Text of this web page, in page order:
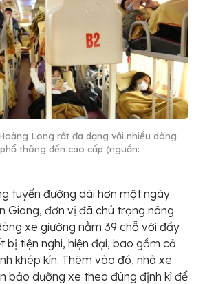
Long rất đa dạng với nhiều dòng
thông đến cao cấp (nguồn:
tuyến đường dài hơn một ngày
Giang, đơn vị đã chú trọng nâng
xe giường nằm 39 chỗ với đầy
bị tiện nghi, hiện đại, bao gồm cả
khép kín. Thêm vào đó, nhà xe
bảo dưỡng xe theo đúng định kì để